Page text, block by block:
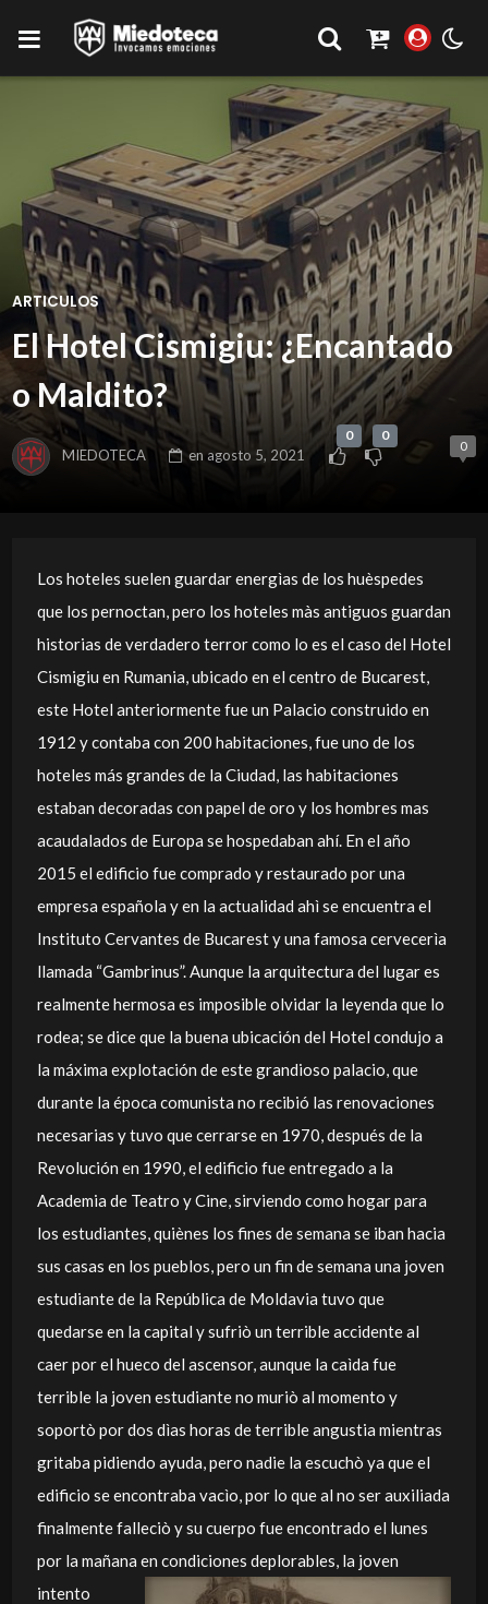
ARTICULOS
El Hotel Cismigiu: ¿Encantado
o Maldito?
MIEDOTECA en agosto 5, 2021
0 0
0
Los hoteles suelen guardar energìas de los huèspedes
que los pernoctan, pero los hoteles màs antiguos guardan
historias de verdadero terror como lo es el caso del Hotel
Cismigiu en Rumania, ubicado en el centro de Bucarest,
este Hotel anteriormente fue un Palacio construido en
1912 y contaba con 200 habitaciones, fue uno de los
hoteles más grandes de la Ciudad, las habitaciones
estaban decoradas con papel de oro y los hombres mas
acaudalados de Europa se hospedaban ahí. En el año
2015 el edificio fue comprado y restaurado por una
empresa española y en la actualidad ahì se encuentra el
Instituto Cervantes de Bucarest y una famosa cervecerìa
llamada “Gambrinus”. Aunque la arquitectura del lugar es
realmente hermosa es imposible olvidar la leyenda que lo
rodea; se dice que la buena ubicación del Hotel condujo a
la máxima explotación de este grandioso palacio, que
durante la época comunista no recibió las renovaciones
necesarias y tuvo que cerrarse en 1970, después de la
Revolución en 1990, el edificio fue entregado a la
Academia de Teatro y Cine, sirviendo como hogar para
los estudiantes, quiènes los fines de semana se iban hacia
sus casas en los pueblos, pero un fin de semana una joven
estudiante de la República de Moldavia tuvo que
quedarse en la capital y sufriò un terrible accidente al
caer por el hueco del ascensor, aunque la caìda fue
terrible la joven estudiante no muriò al momento y
soportò por dos dìas horas de terrible angustia mientras
gritaba pidiendo ayuda, pero nadie la escuchò ya que el
edificio se encontraba vacìo, por lo que al no ser auxiliada
finalmente falleciò y su cuerpo fue encontrado el lunes
por la mañana en condiciones deplorables, la joven
intento